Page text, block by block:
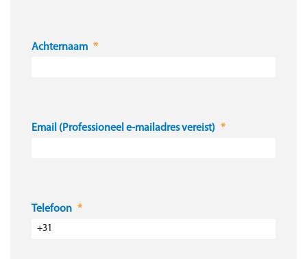
Achternaam
Email (Professioneel e-mailadres vereist)
Telefoon